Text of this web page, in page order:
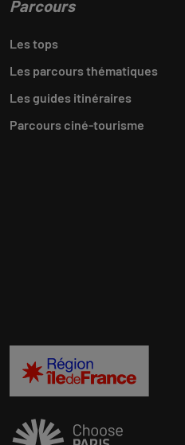
Parcours
Les tops
Les parcours thématiques
Les guides itinéraires
Parcours ciné-tourisme